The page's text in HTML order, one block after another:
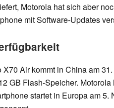
Motorola hat sich aber
mit Software-Updates
X70 Air kommt in China am
GB Flash-Speicher.
startet in Europa am